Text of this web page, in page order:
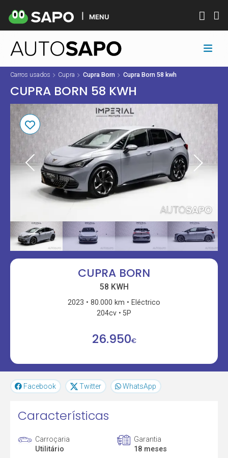
MENU
Carros usados Cupra Cupra Born Cupra Born 58 kwh
CUPRA BORN 58 KWH
CUPRA BORN
58 KWH
2023 80.000 km
Eléctrico
204cv
5P
26.950€
Facebook Twitter WhatsApp
Características
Carroçaria
Utilitário
Garantia
18 meses